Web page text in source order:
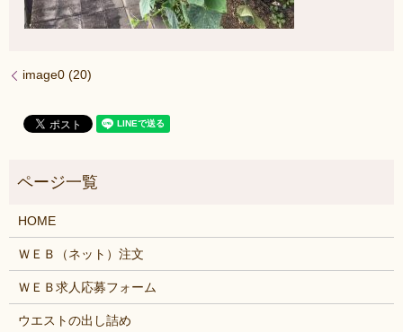
image0 (20)
HOME
ＷＥＢ（ネット）注文
ＷＥＢ求人応募フォーム
ウエストの出し詰め